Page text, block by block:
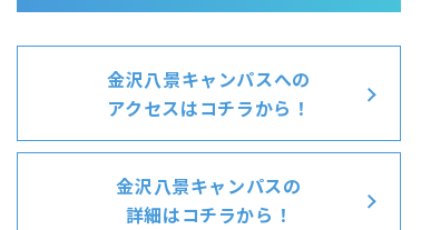
金沢八景キャンパスへの
アクセスはコチラから！
金沢八景キャンパスの
詳細はコチラから！